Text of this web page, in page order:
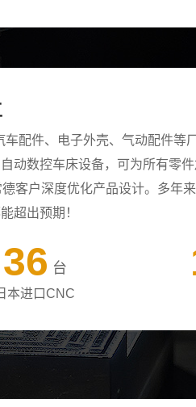
配件、电子外壳、气动配件等
动数控车床设备，可为所有零
客户深度优化产品设计。多年
超出预期！
36 台
本进口CNC